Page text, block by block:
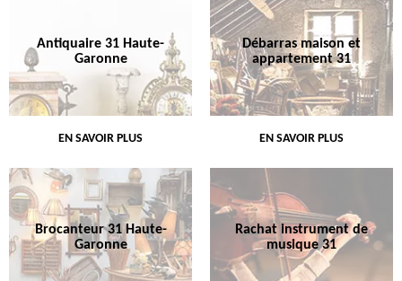
Antiquaire 31 Haute-
Garonne
EN SAVOIR PLUS
Débarras maison et
appartement 31
EN SAVOIR PLUS
Brocanteur 31 Haute-
Garonne
Rachat instrument de
musique 31